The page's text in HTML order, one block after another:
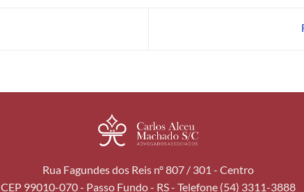
Rua Fagundes dos Reis nº 807 / 301 - Centro
CEP 99010-070 - Passo Fundo - RS - Telefone (54) 3311-3888